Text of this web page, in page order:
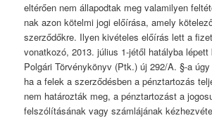
eltérően nem állapodtak meg valamilyen
nak azon kötelmi jogi előírása, amely
szerződőkre. Ilyen kivételes előírás lett a
vonatkozó, 2013. július 1-jétől hatályba
Polgári Törvénykönyv (Ptk.) új 292/A. §-a
ha a felek a szerződésben a pénztartozás
nem határozták meg, a pénztartozást a
felszólításának vagy számlájának